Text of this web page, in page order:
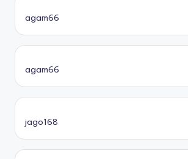
agam66
agam66
jago168